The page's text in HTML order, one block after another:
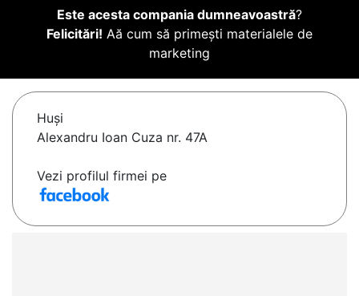
Este acesta compania dumneavoastră?
Felicitări! Aă cum să primești materialele de
marketing
Huşi
Alexandru Ioan Cuza nr. 47A
Vezi profilul firmei pe